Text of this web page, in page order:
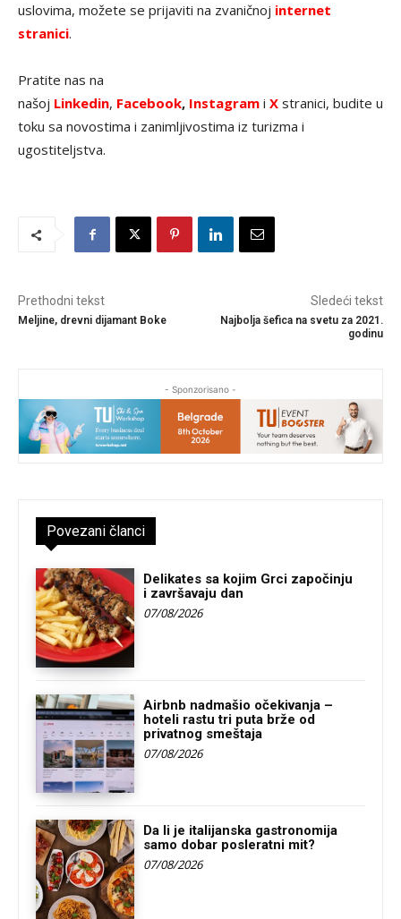
uslovima, možete se prijaviti na zvaničnoj internet
stranici.
Pratite nas na
našoj Linkedin, Facebook, Instagram i X stranici, budite u
toku sa novostima i zanimljivostima iz turizma i
ugostiteljstva.
Prethodni tekst
Meljine, drevni dijamant Boke
Sledeći tekst
Najbolja šefica na svetu za 2021.
godinu
- Sponzorisano -
Povezani članci
Delikates sa kojim Grci započinju
i završavaju dan
07/08/2026
Airbnb nadmašio očekivanja –
hoteli rastu tri puta brže od
privatnog smeštaja
07/08/2026
Da li je italijanska gastronomija
samo dobar posleratni mit?
07/08/2026